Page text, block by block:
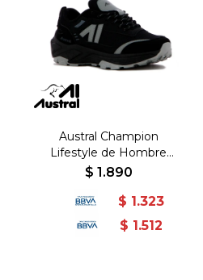
Austral Champion
Lifestyle de Hombre
BANGKOK - Negro/Gris -
$ 1.890
$ 1.323
$ 1.512